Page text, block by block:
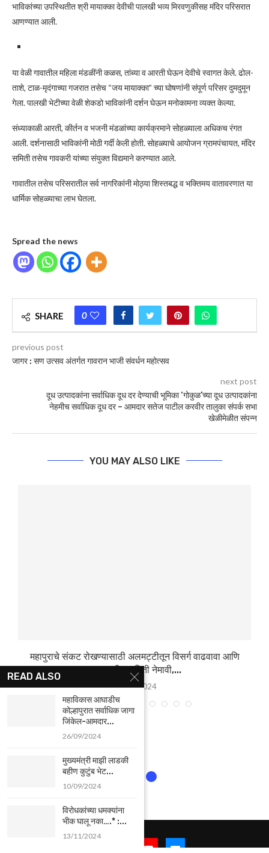
भाविकांच्या उपस्थितीत श्री मायाक्का देवीची पालखी भव्य मिरवणुकीसह मंदिर परिसरात
आणण्यात आली.
या वेळी गावातील महिला मंडळींनी कळस, तांब्या व आरती घेऊन देवीचे स्वागत केले. ढोल-
ताशे, टाळ-मृदंगाच्या गजरात तसेच “जय मायाक्का” च्या घोषणांनी संपूर्ण परिसर दुमदुमून
गेला. पालखी भेटीच्या वेळी शेकडो भाविकांनी दर्शन घेऊन मनोकामना व्यक्त केल्या.
संध्याकाळी आरती, कीर्तन व भजनी मंडळांच्या कार्यक्रमाने सोहळ्याला अधिकच रंगत
आली. दर्शनासाठी भाविकांनी मोठी गर्दी केली होती. सोहळ्याचे आयोजन ग्रामपंचायत, मंदिर
समिती तसेच गावकरी यांच्या संयुक्त विद्यमाने करण्यात आले.
गावातील तसेच परिसरातील सर्व नागरिकांनी मोठ्या शिस्तबद्ध व भक्तिमय वातावरणात या
धार्मिक सोहळ्याचा लाभ घेतला.
Spread the news
SHARE 0
previous post
जागर : सण उत्सव अंतर्गत गावरान भाजी संवर्धन महोत्सव
next post
दूध उत्पादकांना सर्वाधिक दूध दर देण्याची भूमिका ‘गोकुळ’च्या दूध उत्पादकांना
नेहमीच सर्वाधिक दूध दर – आमदार सतेज पाटील करवीर तालुका संपर्क सभा
खेळीमेळीत संपन्‍न
YOU MAY ALSO LIKE
महापुराचे संकट रोखण्यासाठी अलमट्टीतून विसर्ग वाढवावा आणि
उच्चस्तरीय समिती नेमावी,...
25/07/2024
READ ALSO
महाविकास आघाडीच
कोल्हापुरात सर्वाधिक जागा
जिंकेल-आमदार...
26/09/2024
मुख्यमंत्री माझी लाडकी
बहीण कुटुंब भेट...
10/09/2024
विरोधकांच्या धमक्यांना
भीक घालू नका….* :...
13/11/2024